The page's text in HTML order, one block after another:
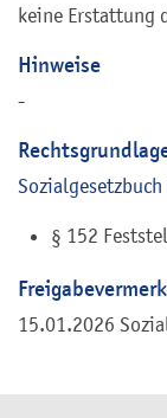
keine Erstattung
Hinweise
-
§ 152
Freigabevermerk
15.01.2026